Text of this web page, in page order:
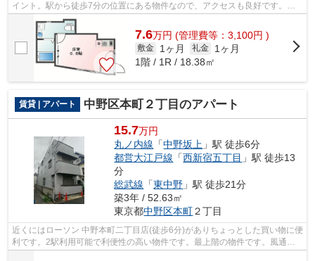
イント。駅から徒歩7分の位置にある物件なので、アクセスも良好です。通
風システムが整った換気がしやすいア...
7.6万円 (管理費等：3,100円 )
敷金 1ヶ月 礼金
1ヶ月
1階 / 1R / 18.38㎡
賃貸 | アパート 中野区本町２丁目のアパート
15.7万円
丸ノ内線 「中野坂上 」駅 徒歩6分
都営大江戸線 「西新宿五丁目 」駅 徒歩13
分
総武線 「東中野 」駅 徒歩21分
築3年 / 52.63㎡
東京都中野区本町２丁目
近くにはローソン 中野本町二丁目店(徒歩6分)がありちょっとした買い物に便
利です。2駅利用可能で利便性の高い物件です。最上階の物件です。風通し
の良い物件は利便性が高く好条件です...